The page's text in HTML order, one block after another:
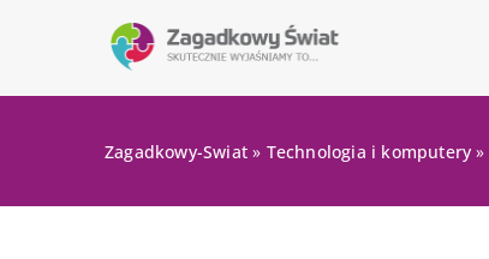
Zagadkowy-Swiat » Technologia i komputery »